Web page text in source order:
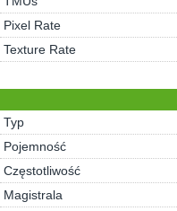
Pixel Rate
Texture Rate
Typ
Pojemność
Częstotliwość
Magistrala